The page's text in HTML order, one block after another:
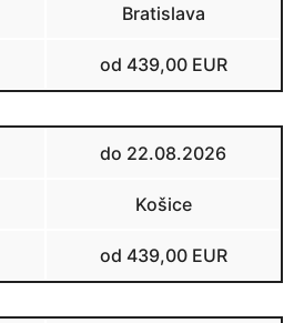
Bratislava
od 439,00 EUR
do 22.08.2026
Košice
od 439,00 EUR